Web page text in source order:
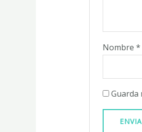
Nombre*
Guarda